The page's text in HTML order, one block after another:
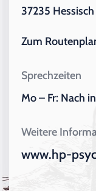
37235
Zum
Sprechzeiten
Mo – Fr: Nach
Weitere
www.hp-